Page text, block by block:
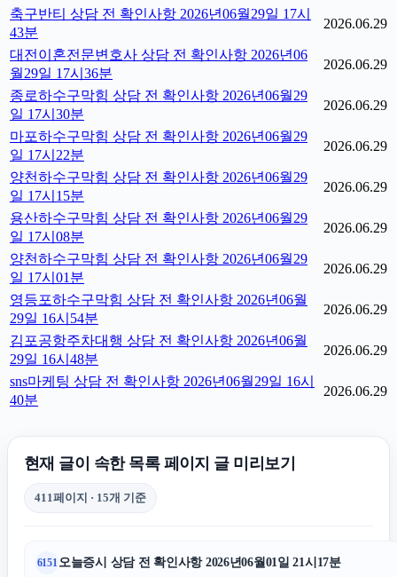
축구반티 상담 전 확인사항 2026년06월29일 17시
43분
2026.06.29
대전이혼전문변호사 상담 전 확인사항 2026년06
월29일 17시36분
2026.06.29
종로하수구막힘 상담 전 확인사항 2026년06월29
일 17시30분
2026.06.29
마포하수구막힘 상담 전 확인사항 2026년06월29
일 17시22분
2026.06.29
양천하수구막힘 상담 전 확인사항 2026년06월29
일 17시15분
2026.06.29
용산하수구막힘 상담 전 확인사항 2026년06월29
일 17시08분
2026.06.29
양천하수구막힘 상담 전 확인사항 2026년06월29
일 17시01분
2026.06.29
영등포하수구막힘 상담 전 확인사항 2026년06월
29일 16시54분
2026.06.29
김포공항주차대행 상담 전 확인사항 2026년06월
29일 16시48분
2026.06.29
sns마케팅 상담 전 확인사항 2026년06월29일 16시
40분
2026.06.29
현재 글이 속한 목록 페이지 글 미리보기
411페이지 · 15개 기준
6151 오늘증시 상담 전 확인사항 2026년06월01일 21시17분